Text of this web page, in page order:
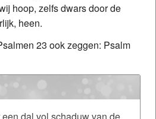
hoop, zelfs dwars door de
heen.
23 ook zeggen: Psalm